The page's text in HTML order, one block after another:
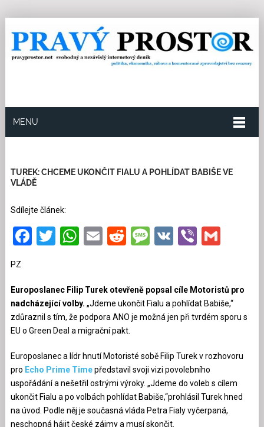
MENU
TUREK: CHCEME UKONČIT FIALU A POHLÍDAT BABIŠE VE
VLÁDĚ
Sdílejte článek:
Facebook
Twitter
WhatsApp
EmailRedditMessage
VKViber
PZ
Europoslanec Filip Turek otevřeně popsal cíle Motoristů pro
nadcházející volby. „Jdeme ukončit Fialu a pohlídat Babiše,“
zdůraznil s tím, že podpora ANO je možná jen při tvrdém sporu s
EU o Green Deal a migrační pakt.
Europoslanec a lídr hnutí Motoristé sobě Filip Turek v rozhovoru
pro Echo Prime Timepředstavil svoji vizi povolebního
uspořádání a nešetřil ostrými výroky. „Jdeme do voleb s cílem
ukončit Fialu a po volbách pohlídat Babiše,“prohlásil Turek hned
na úvod. Podle něj je současná vláda Petra Fialy vyčerpaná,
neschopná hájit české zájmy a musí skončit.